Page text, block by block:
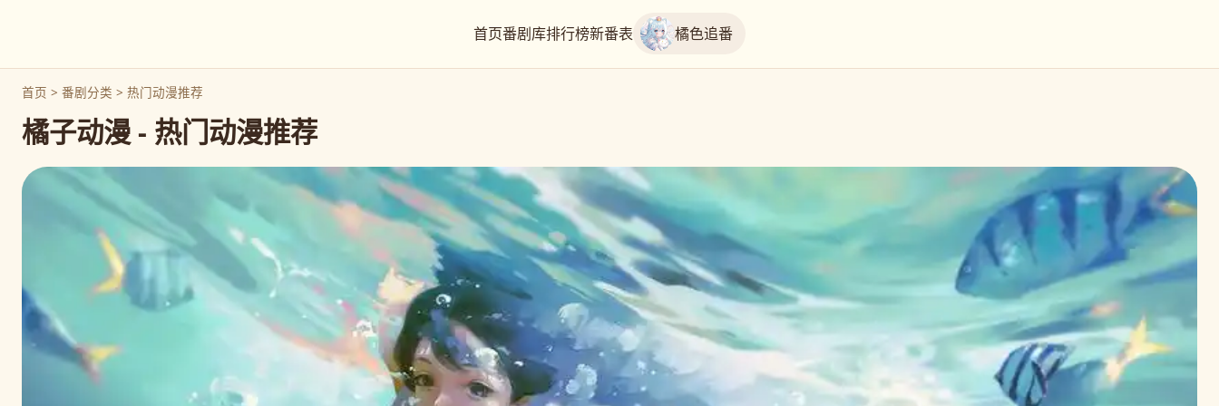
首页番剧库排行榜新番表 橘色追番
首页 > 番剧分类 > 热门动漫推荐
橘子动漫 - 热门动漫推荐